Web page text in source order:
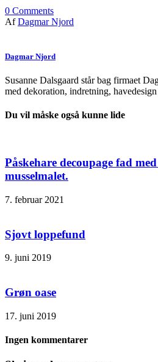
0 Comments
Af Dagmar Njord
Dagmar Njord
Susanne Dalsgaard står bag firmaet
med dekoration, indretning,
Du vil måske også kunne lide
Påskehare decoupage fad
musselmalet.
7. februar 2021
Sjovt loppefund
9. juni 2019
Grøn oase
17. juni 2019
Ingen kommentarer